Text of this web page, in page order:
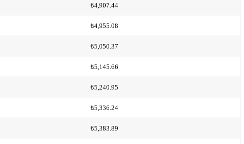
₺4,907.44
₺4,955.08
₺5,050.37
₺5,145.66
₺5,240.95
₺5,336.24
₺5,383.89